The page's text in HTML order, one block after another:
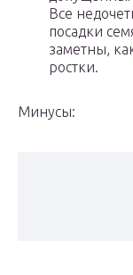
Все
посадки
заметны,
ростки.
Минусы: